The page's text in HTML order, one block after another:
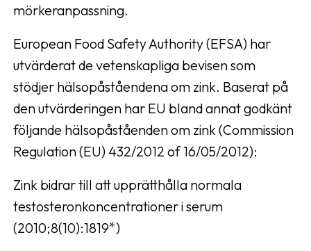
mörkeranpassning.
European Food Safety Authority (EFSA) har
utvärderat de vetenskapliga bevisen som
stödjer hälsopåståendena om zink. Baserat på
den utvärderingen har EU bland annat godkänt
följande hälsopåståenden om zink (Commission
Regulation (EU) 432/2012 of 16/05/2012):
Zink bidrar till att upprätthålla normala
testosteronkoncentrationer i serum
(2010;8(10):1819*)